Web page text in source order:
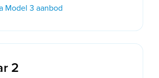
Model 3 aanbod
2